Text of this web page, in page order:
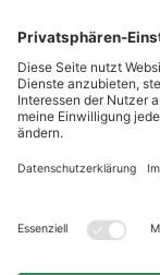
Shop Service
Newsletter
Follow us